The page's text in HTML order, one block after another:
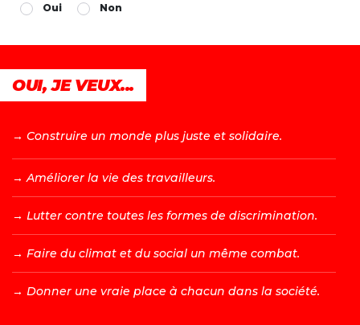
Oui
Non
OUI, JE VEUX...
→ Construire un monde plus juste et solidaire.
→ Améliorer la vie des travailleurs.
→ Lutter contre toutes les formes de discrimination.
→ Faire du climat et du social un même combat.
→ Donner une vraie place à chacun dans la société.